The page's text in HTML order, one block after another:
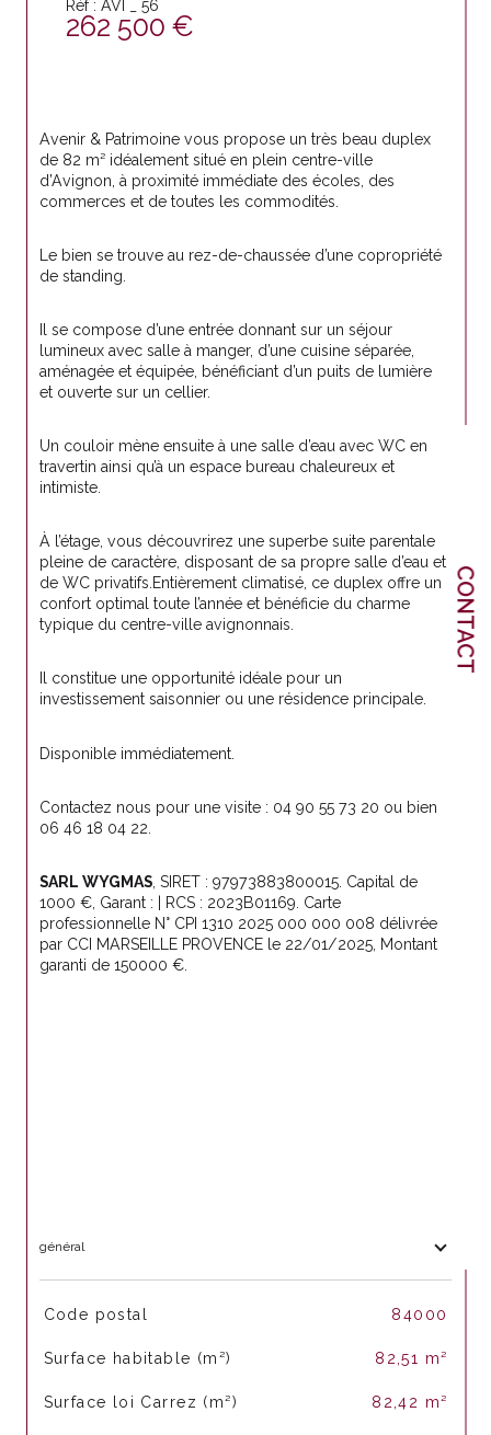
CONTACT
Réf : AVI _ 56
262 500 €
Avenir & Patrimoine vous propose un très beau duplex
de 82 m² idéalement situé en plein centre-ville
d’Avignon, à proximité immédiate des écoles, des
commerces et de toutes les commodités.
Le bien se trouve au rez-de-chaussée d’une copropriété
de standing.
Il se compose d’une entrée donnant sur un séjour
lumineux avec salle à manger, d’une cuisine séparée,
aménagée et équipée, bénéficiant d’un puits de lumière
et ouverte sur un cellier.
Un couloir mène ensuite à une salle d’eau avec WC en
travertin ainsi qu’à un espace bureau chaleureux et
intimiste.
À l’étage, vous découvrirez une superbe suite parentale
pleine de caractère, disposant de sa propre salle d’eau et
de WC privatifs.Entièrement climatisé, ce duplex offre un
confort optimal toute l’année et bénéficie du charme
typique du centre-ville avignonnais.
Il constitue une opportunité idéale pour un
investissement saisonnier ou une résidence principale.
Disponible immédiatement.
Contactez nous pour une visite : 04 90 55 73 20 ou bien
06 46 18 04 22.
SARL WYGMAS , SIRET : 97973883800015. Capital de
1000 €, Garant : | RCS : 2023B01169. Carte
professionnelle N° CPI 1310 2025 000 000 008 délivrée
par CCI MARSEILLE PROVENCE le 22/01/2025, Montant
garanti de 150000 €.
général
TRAD_SIROCCO_Caracteristique
Code postal 84000
Surface habitable (m²) 82,51 m²
Surface loi Carrez (m²) 82,42 m²